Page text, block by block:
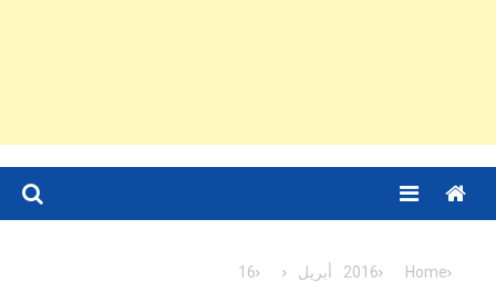
Menu
Home
2016 أبريل
16